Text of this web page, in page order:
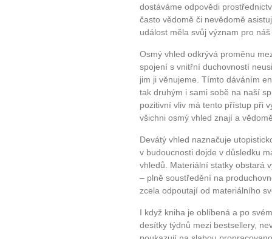
dostáváme odpovědi
často vědomě či nevědomě
událost měla svůj význam pro
Osmý vhled odkrývá proměnu
spojení s vnitřní duchovností
jim ji věnujeme. Tímto dáváním
tak druhým i sami sobě na naší
pozitivní vliv má tento přístup při
všichni osmý vhled znají a
Devátý vhled naznačuje
v budoucnosti dojde v důsledku
vhledů. Materiální statky obstará
– plně soustředění na
zcela odpoutají od materiálního
I když kniha je oblíbená a po
desítky týdnů mezi bestsellery,